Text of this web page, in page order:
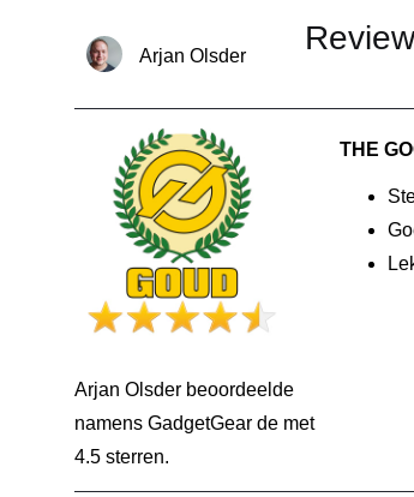
Arjan Olsder
Arjan Olsder beoordeelde
namens GadgetGear de met
4.5 sterren.
THE